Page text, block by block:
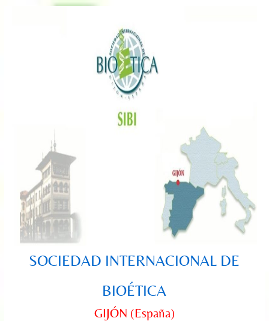
SOCIEDAD INTERNACIONAL DE
BIOÉTICA
GIJÓN (España)